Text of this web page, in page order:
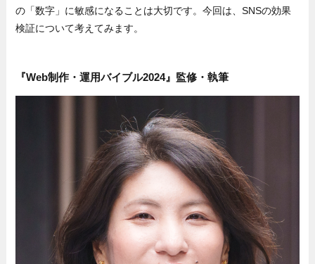
の「数字」に敏感になることは大切です。今回は、SNSの効果
検証について考えてみます。
『Web制作・運用バイブル2024』監修・執筆